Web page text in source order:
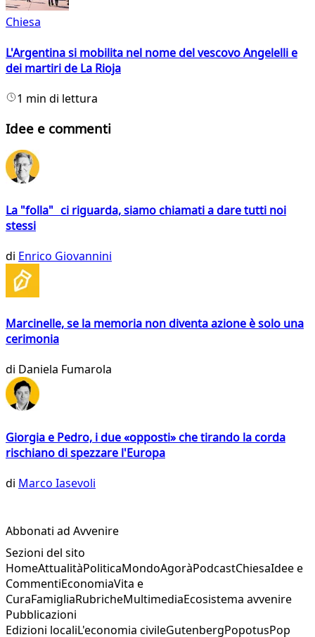
Chiesa
L'Argentina si mobilita nel nome del vescovo Angelelli e
dei martiri de La Rioja
1 min di lettura
Idee e commenti
La "folla" ci riguarda, siamo chiamati a dare tutti noi
stessi
di Enrico Giovannini
Marcinelle, se la memoria non diventa azione è solo una
cerimonia
di Daniela Fumarola
Giorgia e Pedro, i due «opposti» che tirando la corda
rischiano di spezzare l'Europa
di Marco Iasevoli
Abbonati ad Avvenire
Sezioni del sito
HomeAttualitàPoliticaMondoAgoràPodcastChiesaIdee e
CommentiEconomiaVita e
CuraFamigliaRubricheMultimediaEcosistema avvenire
Pubblicazioni
Edizioni localiL'economia civileGutenbergPopotusPop